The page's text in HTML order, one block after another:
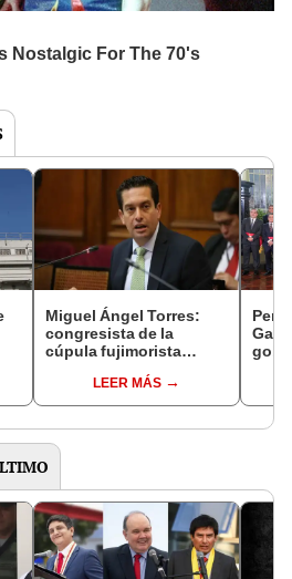
Miguel Ángel Torres:
congresista de la
cúpula fujimorista
del SenadoLEER MÁS